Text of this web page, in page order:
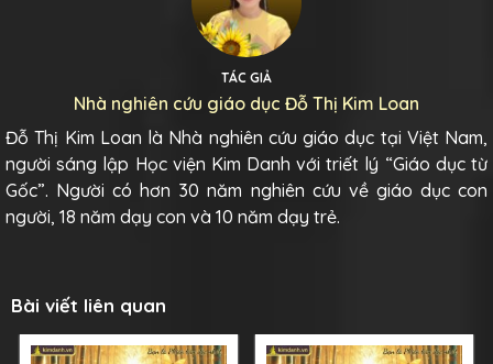
TÁC GIẢ
Nhà nghiên cứu giáo dục Đỗ Thị Kim Loan
Đỗ Thị Kim Loan là Nhà nghiên cứu giáo dục tại Việt Nam,
người sáng lập Học viện Kim Danh với triết lý “Giáo dục từ
Gốc”. Người có hơn 30 năm nghiên cứu về giáo dục con
người, 18 năm dạy con và 10 năm dạy trẻ.
Bài viết liên quan